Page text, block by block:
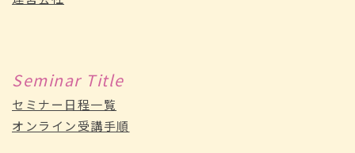
Seminar Title
セミナー日程一覧
オンライン受講手順